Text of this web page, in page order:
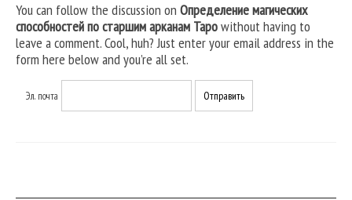
You can follow the discussion on Определение магических
способностей по старшим арканам Тароwithout having to
leave a comment. Cool, huh? Just enter your email address in the
form here below and you’re all set.
Эл. почта